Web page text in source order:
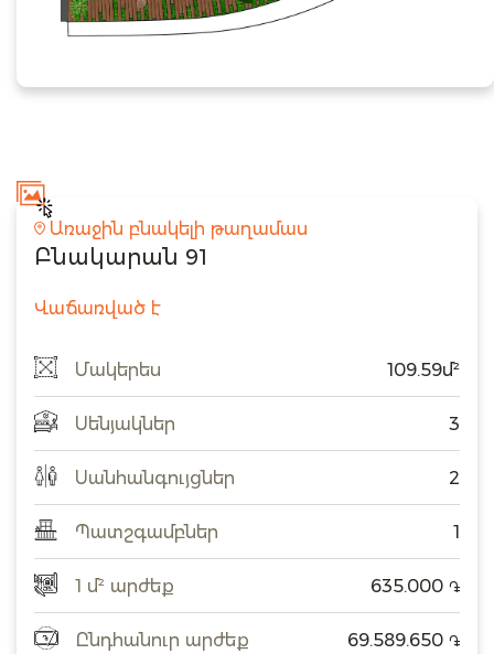
Առաջին բնակելի թաղամաս
Բնակարան 91
Վաճառված է
Մակերես 109.59մ²
Սենյակներ 3
Սանհանգույցներ 2
Պատշգամբներ 1
1 մ² արժեք 635.000 ֏
Ընդհանուր արժեք 69.589.650 ֏